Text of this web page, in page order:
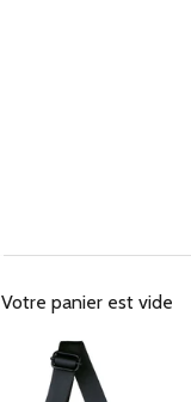
Votre panier est vide